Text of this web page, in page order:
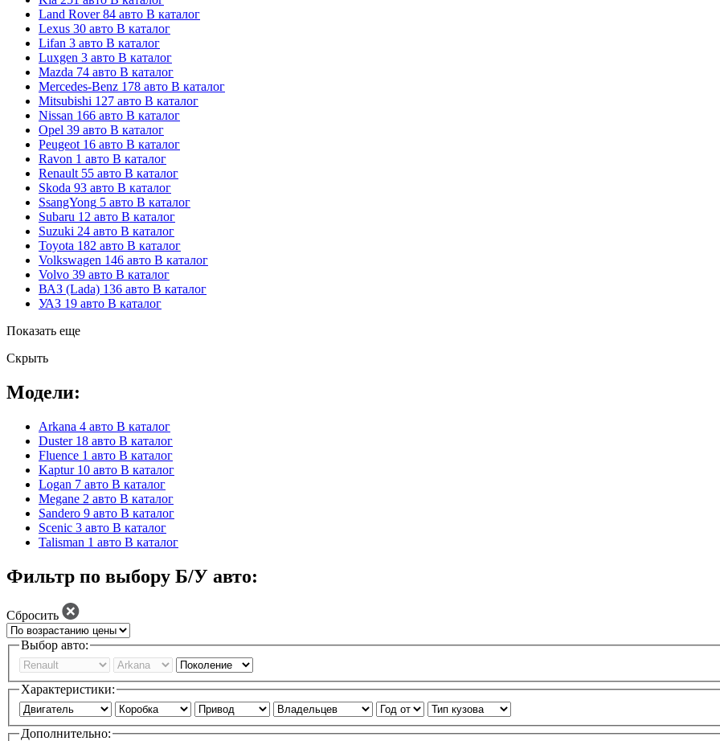
Land Rover 84 авто В каталог
Lexus 30 авто В каталог
Lifan 3 авто В каталог
Luxgen 3 авто В каталог
Mazda 74 авто В каталог
Mercedes-Benz 178 авто В каталог
Mitsubishi 127 авто В каталог
Nissan 166 авто В каталог
Opel 39 авто В каталог
Peugeot 16 авто В каталог
Ravon 1 авто В каталог
Renault 55 авто В каталог
Skoda 93 авто В каталог
SsangYong 5 авто В каталог
Subaru 12 авто В каталог
Suzuki 24 авто В каталог
Toyota 182 авто В каталог
Volkswagen 146 авто В каталог
Volvo 39 авто В каталог
ВАЗ (Lada) 136 авто В каталог
УАЗ 19 авто В каталог
Показать еще
Скрыть
Модели:
Arkana 4 авто В каталог
Duster 18 авто В каталог
Fluence 1 авто В каталог
Kaptur 10 авто В каталог
Logan 7 авто В каталог
Megane 2 авто В каталог
Sandero 9 авто В каталог
Scenic 3 авто В каталог
Talisman 1 авто В каталог
Фильтр по выбору Б/У авто:
Сбросить
Выбор авто:
Характеристики:
Дополнительно: